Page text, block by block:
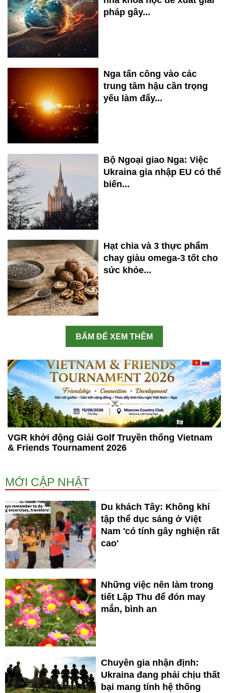
pháp gây...
Nga tấn công vào các
trung tâm hậu cần trọng
yếu làm đẩy...
Bộ Ngoại giao Nga: Việc
Ukraina gia nhập EU có thể
biến...
Hạt chia và 3 thực phẩm
chay giàu omega-3 tốt cho
sức khỏe...
BẤM ĐỂ XEM THÊM
VGR khởi động Giải Golf Truyền thống Vietnam
& Friends Tournament 2026
MỚI CẬP NHẬT
Du khách Tây: Không khí
tập thể dục sáng ở Việt
Nam 'có tính gây nghiện rất
cao'
Những việc nên làm trong
tiết Lập Thu để đón may
mắn, bình an
Chuyên gia nhận định:
Ukraina đang phải chịu thất
bại mang tính hệ thống